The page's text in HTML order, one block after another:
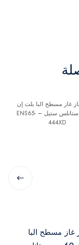
غاز مسطح البا